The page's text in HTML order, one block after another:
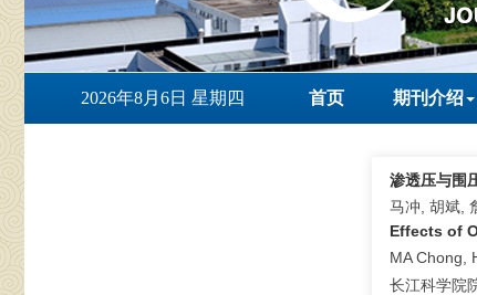
2026年8月6日 星期四 首页 期刊介绍
渗透压与围
马冲, 胡斌,
Effects of
MA Chong,
长江科学院